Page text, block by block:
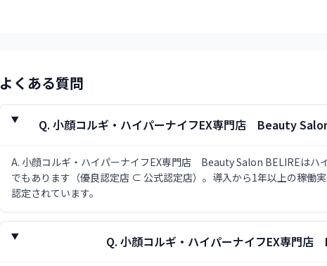
よくある質問
Q.小顔コルギ・ハイパーナイフEX専門店 Beauty
A. 小顔コルギ・ハイパーナイフEX専門店 Beauty Salon BELIREはハ
でもあります（優良認定店 ⊂ 公式認定店）。導入から1年以上の稼働
認定されています。
Q.小顔コルギ・ハイパーナイフEX専門店